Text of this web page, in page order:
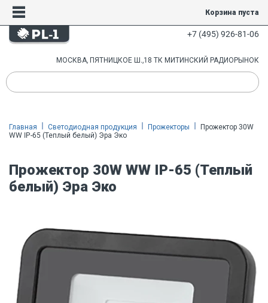
Корзина пуста
+7 (495) 926-81-06
МОСКВА, ПЯТНИЦКОЕ Ш.,18 ТК МИТИНСКИЙ РАДИОРЫНОК
Главная Светодиодная продукция Прожекторы
Прожектор 30W
WW IP-65 (Теплый белый) Эра Эко
Прожектор 30W WW IP-65 (Теплый
белый) Эра Эко